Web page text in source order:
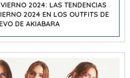
2024: LAS TENDENCIAS
2024 EN LOS OUTFITS DE
DE AKIABARA